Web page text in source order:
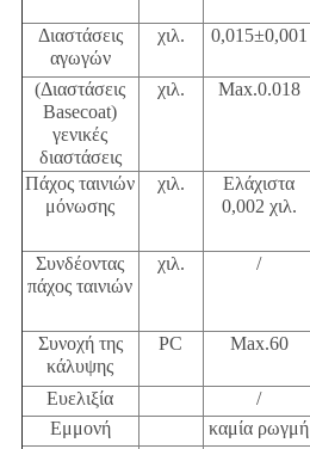
Διαστάσεις
αγωγών
χιλ. 0,015±0,001
(Διαστάσεις
Basecoat)
γενικές
διαστάσεις
χιλ. Max.0.018
Πάχος ταινιών
μόνωσης
χιλ.
Ελάχιστα
0,002 χιλ.
Συνδέοντας
πάχος ταινιών
χιλ. /
Συνοχή της
κάλυψης
PC Max.60
Ευελιξία /
Εμμονή
καμία ρωγμή